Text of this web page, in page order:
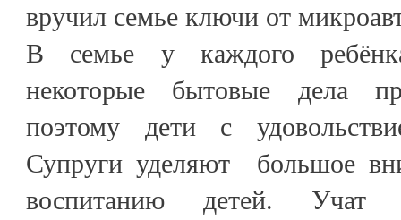
вручил семье ключи от
В семье у каждого
некоторые бытовые дела
поэтому дети с
Супруги уделяют большое
воспитанию детей. Учат